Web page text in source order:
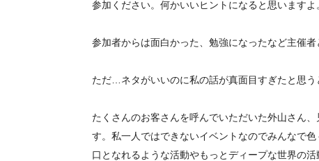
参加ください。 何かいいヒントになると思いますよ
参加者からは面白かった、 勉強になったなど主催
ただ… ネタがいいのに私の話が真面目すぎたと思う
たくさんのお客さんを呼んでいただいた外山さん、
す。 私一人ではできないイベントなのでみんなで色
口となれるような活動やもっとディープな世界の活